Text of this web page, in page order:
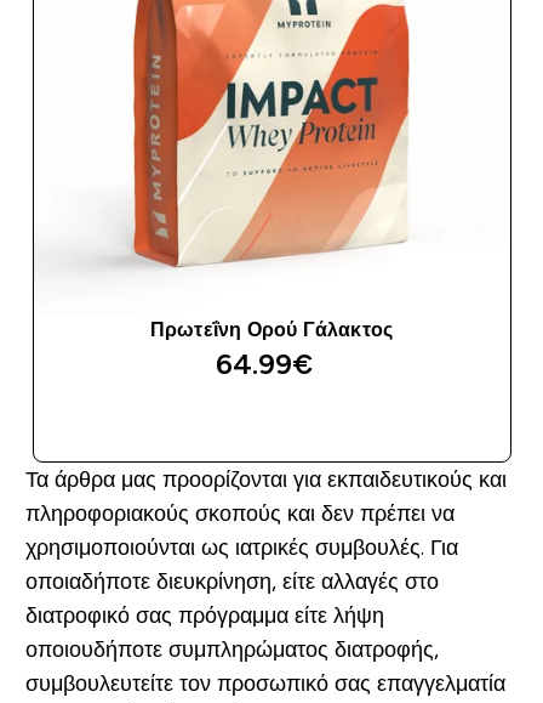
Πρωτεΐνη Ορού Γάλακτος
64.99€‎
Τα άρθρα μας προορίζονται για εκπαιδευτικούς και
πληροφοριακούς σκοπούς και δεν πρέπει να
χρησιμοποιούνται ως ιατρικές συμβουλές. Για
οποιαδήποτε διευκρίνηση, είτε αλλαγές στο
διατροφικό σας πρόγραμμα είτε λήψη
οποιουδήποτε συμπληρώματος διατροφής,
συμβουλευτείτε τον προσωπικό σας επαγγελματία